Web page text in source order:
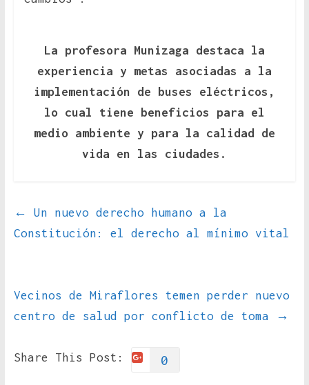
La profesora Munizaga destaca la
experiencia y metas asociadas a la
implementación de buses eléctricos,
lo cual tiene beneficios para el
medio ambiente y para la calidad de
vida en las ciudades.
←
Un nuevo derecho humano a la
Constitución: el derecho al mínimo vital
Vecinos de Miraflores temen perder nuevo
centro de salud por conflicto de toma
→
Share This Post: 0